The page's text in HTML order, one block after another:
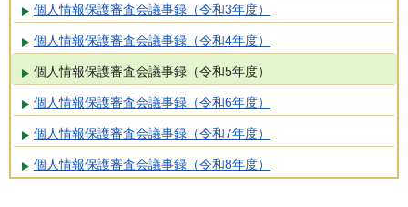
個人情報保護審査会議事録（令和3年度）
個人情報保護審査会議事録（令和4年度）
個人情報保護審査会議事録（令和5年度）
個人情報保護審査会議事録（令和6年度）
個人情報保護審査会議事録（令和7年度）
個人情報保護審査会議事録（令和8年度）